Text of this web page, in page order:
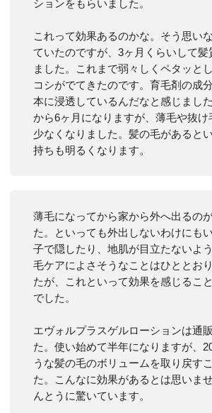
ションをもらいました。
これって効果あるのかな。そう思い
ていたのですが、3ヶ月くらいして髪
ました。これまで弱々しくペタッと
コシがでてきたのです。育毛剤の成
本に浸透しているんだなと感じまし
から6ヶ月になりますが、薄毛や抜
少なくなりました。髪の毛があると
持ちも明るくなります。
薄毛になってから家から外へ出るの
た。といっても外出しないわけにも
子で隠したり、地肌が目立たないよ
毛ケアによさそうなことはひととお
たが、これといって効果を感じるこ
でした。
エヴォルプラスゲルローションは通
た。使い始めて半年になりますが、
うな髪の毛のボリュームを取り戻す
た。こんなに効果があるとは思いま
んとうに驚いています。